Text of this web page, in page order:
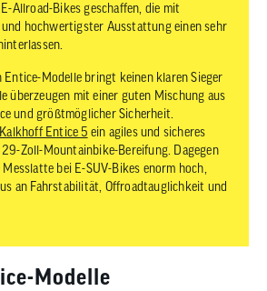
Allroad-Bikes geschaffen, die mit
hochwertigster Ausstattung einen sehr
Entice-Modelle bringt keinen klaren Sieger
überzeugen mit einer guten Mischung aus
und größtmöglicher Sicherheit.
Kalkhoff Entice 5 ein agiles und sicheres
Zoll-Mountainbike-Bereifung. Dagegen
Messlatte bei E-SUV-Bikes enorm hoch,
an Fahrstabilität, Offroadtauglichkeit und
Modelle